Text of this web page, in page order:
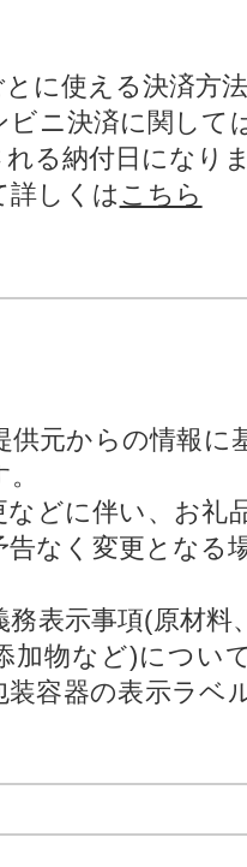
に使える決済方
ニ決済に関して
る納付日になり
しくは こちら
元からの情報に
どに伴い、お礼
告なく変更となる
表示事項(原材料
加物など)につい
装容器の表示ラベ